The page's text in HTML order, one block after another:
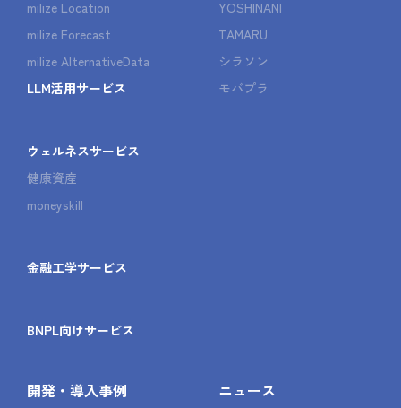
milize Location
milize Forecast
milize AlternativeData
LLM活用サービス
YOSHINANI
TAMARU
シラソン
モバプラ
ウェルネスサービス
健康資産
moneyskill
金融工学サービス
BNPL向けサービス
開発・導入事例 ニュース